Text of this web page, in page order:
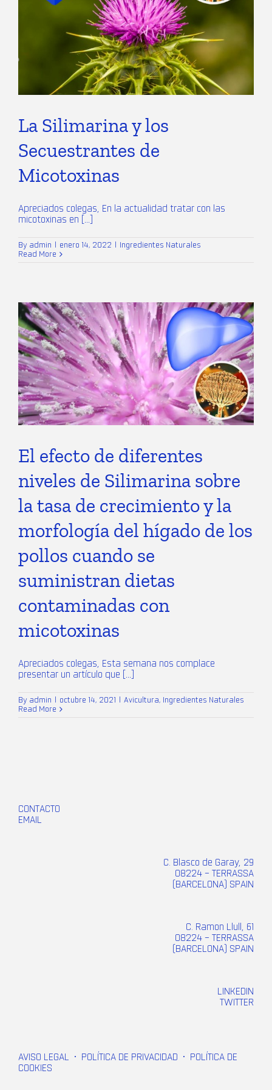
La Silimarina y los
Secuestrantes de
Micotoxinas
Apreciados colegas, En la actualidad tratar con las
micotoxinas en [...]
By admin enero 14, 2022
Ingredientes Naturales
Read More
El efecto de diferentes
niveles de Silimarina sobre
la tasa de crecimiento y la
morfología del hígado de los
pollos cuando se
suministran dietas
contaminadas con
micotoxinas
Apreciados colegas, Esta semana nos complace
presentar un artículo que [...]
By admin octubre 14, 2021 Avicultura,
Ingredientes Naturales
Read More
CONTACTO
EMAIL
C. Blasco de Garay, 29
08224 – TERRASSA
(BARCELONA) SPAIN
C. Ramon Llull, 61
08224 – TERRASSA
(BARCELONA) SPAIN
LINKEDIN
TWITTER
AVISO LEGAL • POLÍTICA DE PRIVACIDAD • POLÍTICA DE
COOKIES